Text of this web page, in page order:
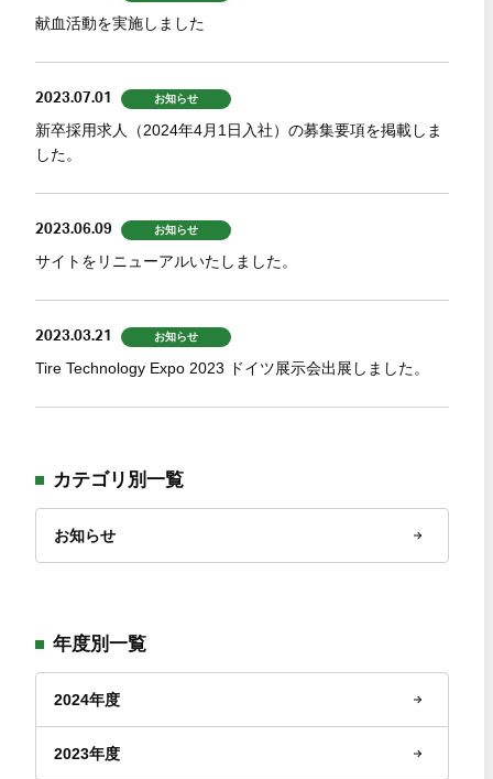
献血活動を実施しました
2023.07.01 お知らせ
新卒採用求人（2024年4月1日入社）の募集要項を掲載しま
した。
2023.06.09 お知らせ
サイトをリニューアルいたしました。
2023.03.21 お知らせ
Tire Technology Expo 2023 ドイツ展示会出展しました。
カテゴリ別一覧
お知らせ
年度別一覧
2024年度
2023年度